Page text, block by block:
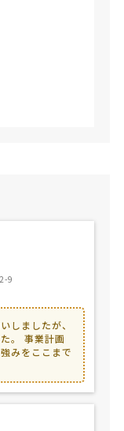
9
しましたが、
。 事業計画
みをここまで